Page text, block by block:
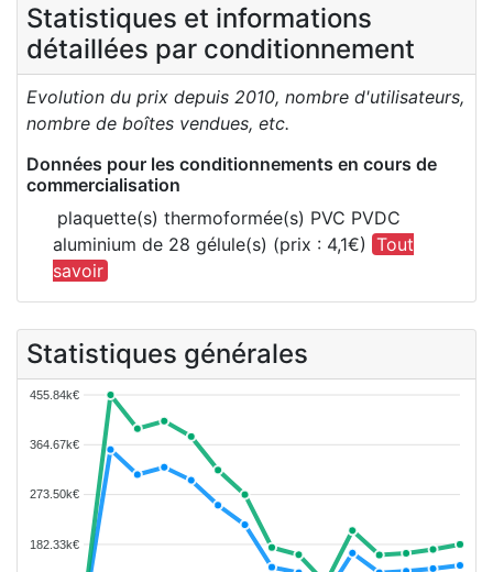
Statistiques et informations
détaillées par conditionnement
Evolution du prix depuis 2010, nombre d'utilisateurs,
nombre de boîtes vendues, etc.
Données pour les conditionnements en cours de
commercialisation
plaquette(s) thermoformée(s) PVC PVDC
aluminium de 28 gélule(s) (prix : 4,1€) Tout
savoir
Statistiques générales
455.84k€
364.67k€
273.50k€
182.33k€